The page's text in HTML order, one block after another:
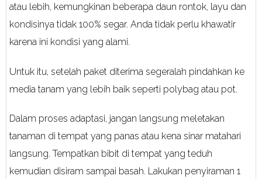
atau lebih, kemungkinan beberapa daun rontok, layu dan
kondisinya tidak 100% segar. Anda tidak perlu khawatir
karena ini kondisi yang alami.
Untuk itu, setelah paket diterima segeralah pindahkan ke
media tanam yang lebih baik seperti polybag atau pot.
Dalam proses adaptasi, jangan langsung meletakan
tanaman di tempat yang panas atau kena sinar matahari
langsung. Tempatkan bibit di tempat yang teduh
kemudian disiram sampai basah. Lakukan penyiraman 1